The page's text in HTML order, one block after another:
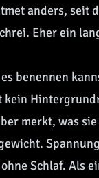
anders, seit
Eher ein
benennen
merkt, was
Schlaf. Als